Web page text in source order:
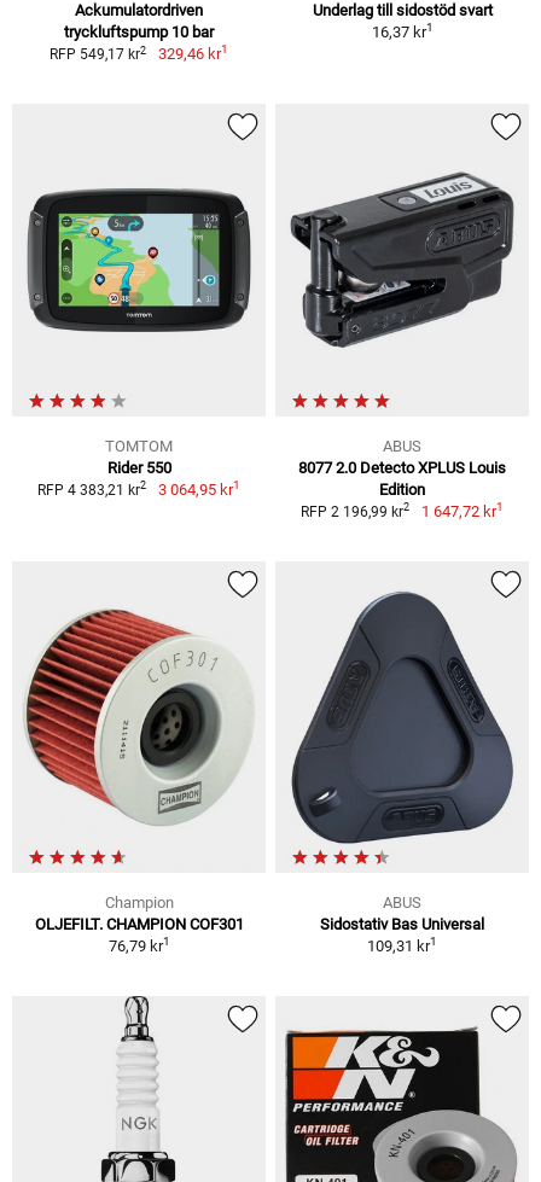
Ackumulatordriven
tryckluftspump 10 bar
RFP 549,17 kr2 329,46 kr1
Underlag till sidostöd svart
16,37 kr1
TOMTOM
Rider 550
RFP 4 383,21 kr2 3 064,95 kr1
ABUS
8077 2.0 Detecto XPLUS Louis
Edition
RFP 2 196,99 kr2 1 647,72 kr1
Champion
OLJEFILT. CHAMPION COF301
76,79 kr1
ABUS
Sidostativ Bas Universal
109,31 kr1